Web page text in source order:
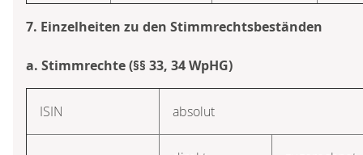
7. Einzelheiten zu den Stimmrechtsbeständen
a. Stimmrechte (§§ 33, 34 WpHG)
ISIN absolut